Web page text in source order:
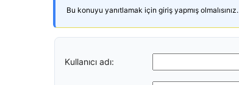
Bu konuyu yanıtlamak için giriş yapmış olmalısınız.
Kullanıcı adı: